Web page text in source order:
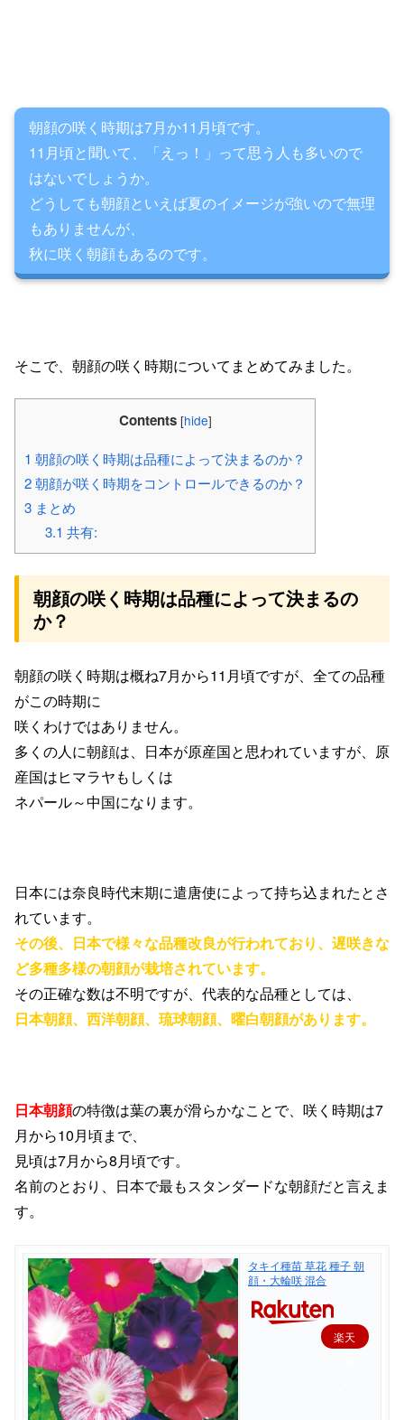
朝顔の咲く時期は7月か11月頃です。
11月頃と聞いて、「えっ！」って思う人も多いので
はないでしょうか。
どうしても朝顔といえば夏のイメージが強いので無理
もありませんが、
秋に咲く朝顔もあるのです。
そこで、朝顔の咲く時期について まとめてみました。
Contents [hide]
1 朝顔の咲く時期は品種によって決まるのか？
2朝顔が咲く時期をコントロールできるのか？
3 まとめ
3.1 共有:
朝顔の咲く時期は品種によって決まるの
か？
朝顔の咲く時期は概ね7月から11 月頃ですが、 全ての品種
がこの時期に
咲くわけではありません。
多くの人に朝顔は、 日本が原産国と思われていますが、 原
産国はヒマラヤもしくは
ネパール～中国になります。
日本には奈良時代末期に遣唐使によって持ち込まれたとさ
れています。
その後、日本で様々な品種改良が行われており、遅咲きな
ど多種多様の朝顔が栽培されています。
その正確な数は不明ですが、 代表的な品種としては、
日本朝顔、西洋朝顔、琉球朝顔、曜白朝顔があります。
日本朝顔の特徴は葉の裏が滑らかなことで、 咲く時期は7
月から10月頃まで、
見頃は7月から8月頃です。
名前のとおり、 日本で最もスタンダードな朝顔だと言えま
す。
タキイ種苗 草花 種子 朝
顔・大輪咲 混合
楽天